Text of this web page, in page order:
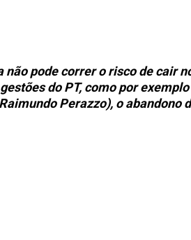
não pode correr o risco de cair
do PT, como por
Perazzo), o abandono